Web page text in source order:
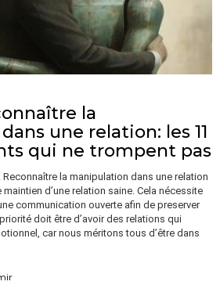
la
une relation: les 11
qui ne trompent pas
la manipulation dans une relation
d’une relation saine. Cela nécessite
communication ouverte afin de preserver
doit être d’avoir des relations qui
car nous méritons tous d’être dans